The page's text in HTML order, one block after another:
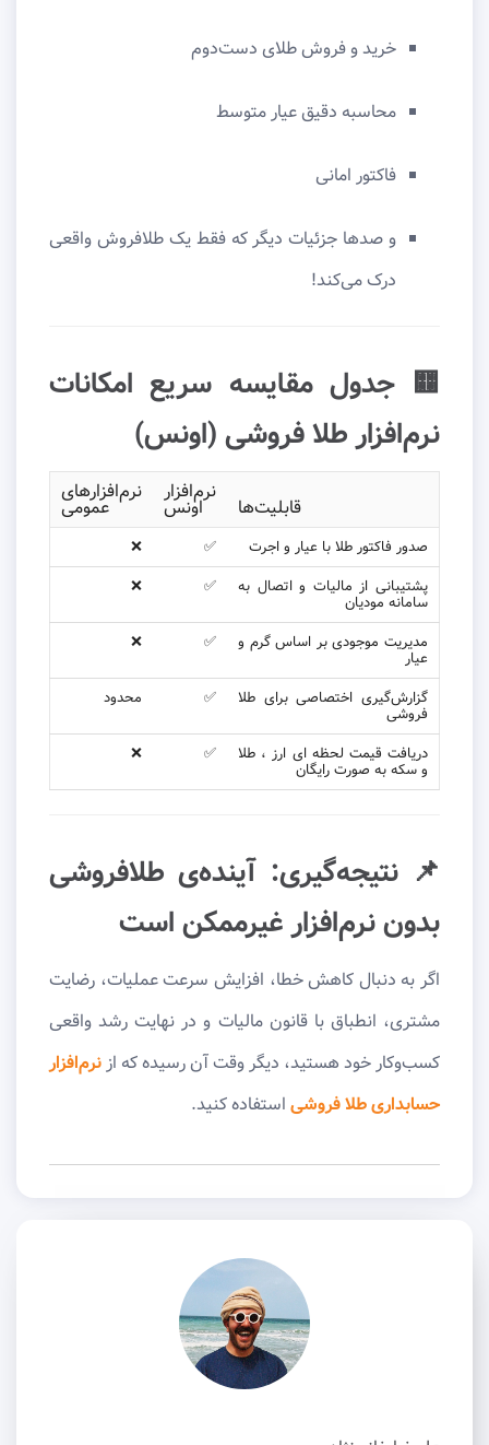
خرید و فروش طلای دست‌دوم
محاسبه دقیق عیار متوسط
فاکتور امانی
و صدها جزئیات دیگر که فقط یک طلافروش واقعی
درک می‌کند!
🟨 جدول مقایسه سریع امکانات
نرم‌افزار طلا فروشی (اونس)
قابلیت‌ها
نرم‌افزار
اونس
نرم‌افزارهای
عمومی
صدور فاکتور طلا با عیار و اجرت ✅
❌
پشتیبانی از مالیات و اتصال به
سامانه مودیان
✅
❌
مدیریت موجودی بر اساس گرم و
عیار
✅
❌
گزارش‌گیری اختصاصی برای طلا
فروشی
✅ محدود
دریافت قیمت لحظه ای ارز ، طلا
و سکه به صورت رایگان
✅
❌
📌 نتیجه‌گیری: آینده‌ی طلافروشی
بدون نرم‌افزار غیرممکن است
اگر به دنبال کاهش خطا، افزایش سرعت عملیات، رضایت
مشتری، انطباق با قانون مالیات و در نهایت رشد واقعی
کسب‌وکار خود هستید، دیگر وقت آن رسیده که از نرم‌افزار
حسابداری طلا فروشی استفاده کنید.